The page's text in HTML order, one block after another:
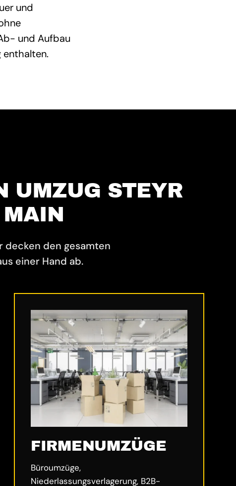
und
und Aufbau
UMZUG STEYR
decken den gesamten
einer Hand ab.
FIRMENUMZÜGE
Büroumzüge,
Niederlassungsverlagerung, B2B-